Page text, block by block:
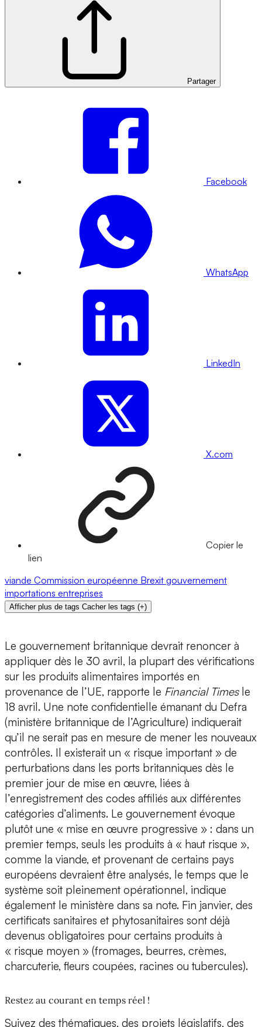
Partager
Facebook
WhatsApp
LinkedIn
X.com
Copier le
lien
viande Commission européenne Brexit gouvernement
importations entreprises
Afficher plus de tags Cacher les tags (+)
Le gouvernement britannique devrait renoncer à
appliquer dès le 30 avril, la plupart des vérifications
sur les produits alimentaires importés en
provenance de l’UE, rapporte le Financial Timesle
18 avril. Une note confidentielle émanant du Defra
(ministère britannique de l’Agriculture) indiquerait
qu’il ne serait pas en mesure de mener les nouveaux
contrôles. Il existerait un « risque important » de
perturbations dans les ports britanniques dès le
premier jour de mise en œuvre, liées à
l’enregistrement des codes affiliés aux différentes
catégories d’aliments. Le gouvernement évoque
plutôt une « mise en œuvre progressive » : dans un
premier temps, seuls les produits à « haut risque »,
comme la viande, et provenant de certains pays
européens devraient être analysés, le temps que le
système soit pleinement opérationnel, indique
également le ministère dans sa note. Fin janvier, des
certificats sanitaires et phytosanitaires sont déjà
devenus obligatoires pour certains produits à
« risque moyen » (fromages, beurres, crèmes,
charcuterie, fleurs coupées, racines ou tubercules).
Restez au courant en temps réel !
Suivez des thématiques, des projets législatifs, des